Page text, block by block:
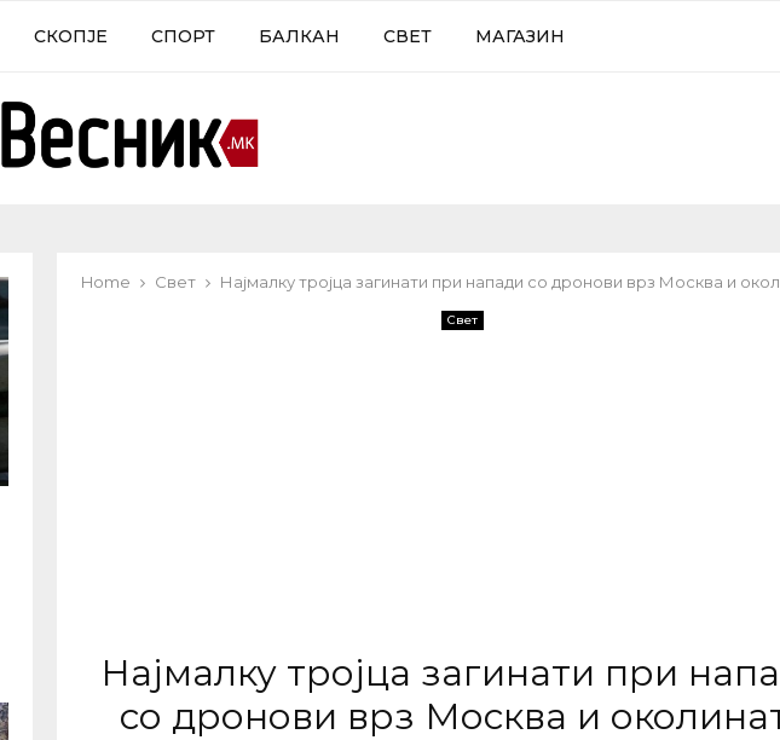
СКОПЈЕ СПОРТ БАЛКАН СВЕТ МАГАЗИН
Home Свет Најмалку тројца загинати при напади со дронови врз Москва и
Свет
Најмалку тројца загинати при
со дронови врз Москва и